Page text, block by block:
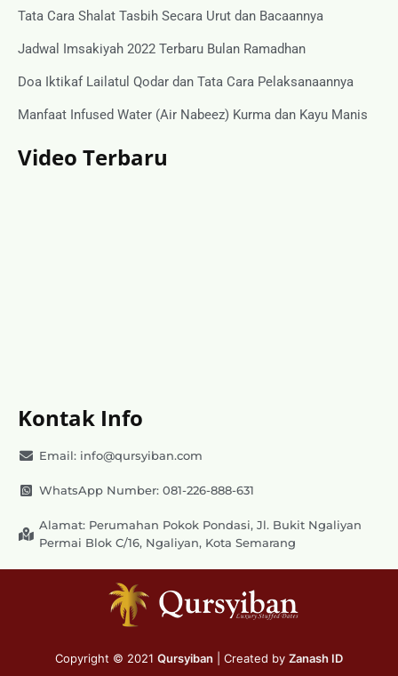
Tata Cara Shalat Tasbih Secara Urut dan Bacaannya
Jadwal Imsakiyah 2022 Terbaru Bulan Ramadhan
Doa Iktikaf Lailatul Qodar dan Tata Cara Pelaksanaannya
Manfaat Infused Water (Air Nabeez) Kurma dan Kayu Manis
Video Terbaru
Kontak Info
Email: info@qursyiban.com
WhatsApp Number: 081-226-888-631
Alamat: Perumahan Pokok Pondasi, Jl. Bukit Ngaliyan
Permai Blok C/16, Ngaliyan, Kota Semarang
Copyright © 2021 Qursyiban | Created by Zanash ID